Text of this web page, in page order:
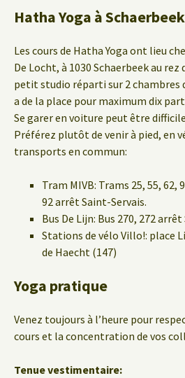
Hatha Yoga à
Les cours de Hatha Yoga ont lieu
De Locht, à 1030 Schaerbeek au rez
petit studio réparti sur 2 chambres
a de la place pour maximum dix
Se garer en voiture peut être
Préférez plutôt de venir à pied, en
transports en commun:
Tram MIVB: Trams 25, 55, 62,
92 arrêt Saint-Servais.
Bus De Lijn: Bus 270, 272
Stations de vélo Villo!: place
de Haecht (147)
Yoga pratique
Venez toujours à l’heure pour
cours et la concentration de vos
Tenue vestimentaire: